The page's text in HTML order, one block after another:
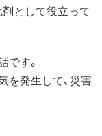
として役立って
です。
を発生して、災害